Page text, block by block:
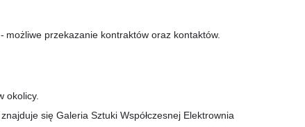
możliwe przekazanie kontraktów oraz kontaktów.
okolicy.
się Galeria Sztuki Współczesnej Elektrownia